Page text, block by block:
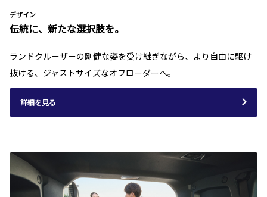
デザイン
伝統に、新たな選択肢を。
ランドクルーザーの剛健な姿を受け継ぎながら、より自由に駆け
抜ける、ジャストサイズなオフローダーへ。
詳細を見る